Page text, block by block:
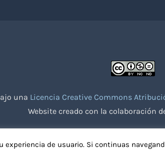
una Licencia Creative Commons
Website creado con la colaboración
experiencia de usuario. Si continuas